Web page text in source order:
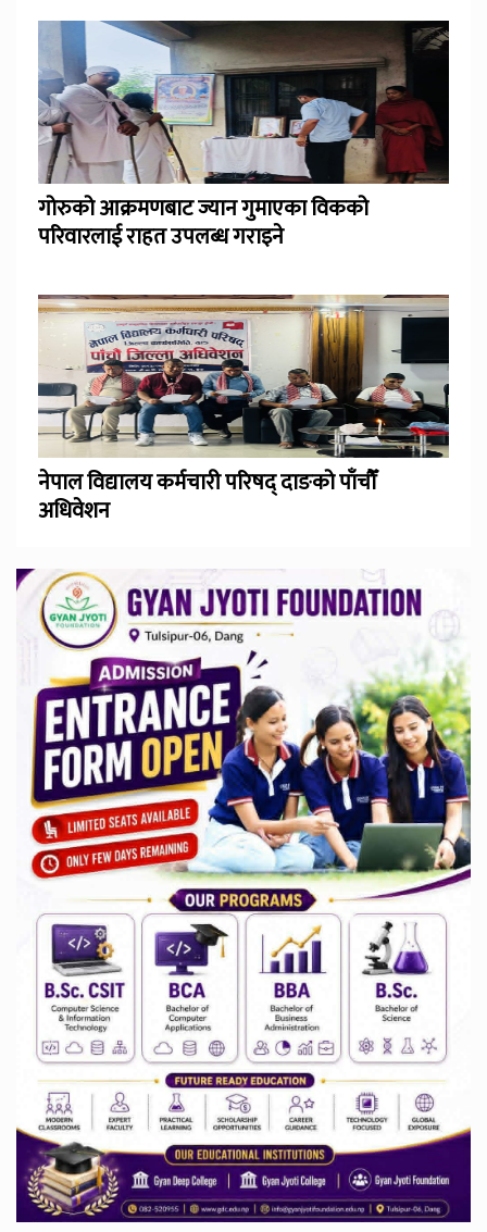
गोरुको आक्रमणबाट ज्यान गुमाएका विकको
परिवारलाई राहत उपलब्ध गराइने
नेपाल विद्यालय कर्मचारी परिषद् दाङको पाँचौँ
अधिवेशन